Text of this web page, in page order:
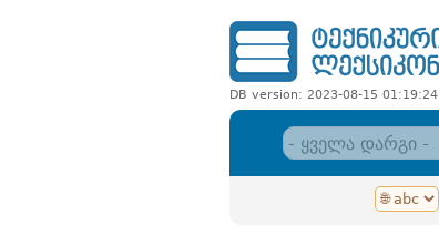
DB version: 2023-08-15 01:19:24